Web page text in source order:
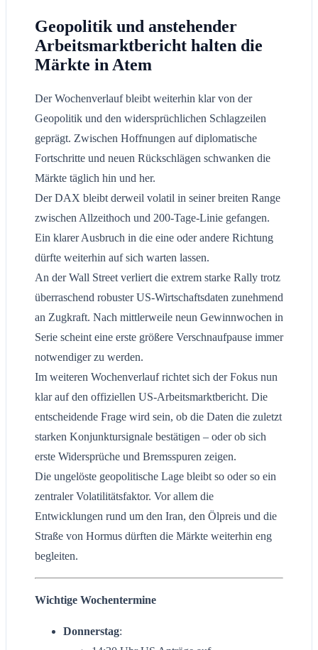
Geopolitik und anstehender
Arbeitsmarktbericht halten die
Märkte in Atem
Der Wochenverlauf bleibt weiterhin klar von der
Geopolitik und den widersprüchlichen Schlagzeilen
geprägt. Zwischen Hoffnungen auf diplomatische
Fortschritte und neuen Rückschlägen schwanken die
Märkte täglich hin und her.
Der DAX bleibt derweil volatil in seiner breiten Range
zwischen Allzeithoch und 200-Tage-Linie gefangen.
Ein klarer Ausbruch in die eine oder andere Richtung
dürfte weiterhin auf sich warten lassen.
An der Wall Street verliert die extrem starke Rally trotz
überraschend robuster US-Wirtschaftsdaten zunehmend
an Zugkraft. Nach mittlerweile neun Gewinnwochen in
Serie scheint eine erste größere Verschnaufpause immer
notwendiger zu werden.
Im weiteren Wochenverlauf richtet sich der Fokus nun
klar auf den offiziellen US-Arbeitsmarktbericht. Die
entscheidende Frage wird sein, ob die Daten die zuletzt
starken Konjunktursignale bestätigen – oder ob sich
erste Widersprüche und Bremsspuren zeigen.
Die ungelöste geopolitische Lage bleibt so oder so ein
zentraler Volatilitätsfaktor. Vor allem die
Entwicklungen rund um den Iran, den Ölpreis und die
Straße von Hormus dürften die Märkte weiterhin eng
begleiten.
Wichtige Wochentermine
Donnerstag: